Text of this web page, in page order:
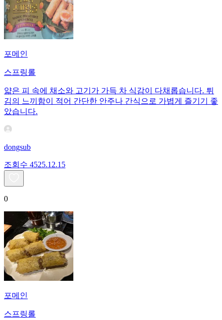
포메인
스프링롤
얇은 피 속에 채소와 고기가 가득 차 식감이 다채롭습니다. 튀
김의 느끼함이 적어 간단한 안주나 간식으로 가볍게 즐기기 좋
았습니다.
dongsub
조회수 4525.12.15
0
포메인
스프링롤